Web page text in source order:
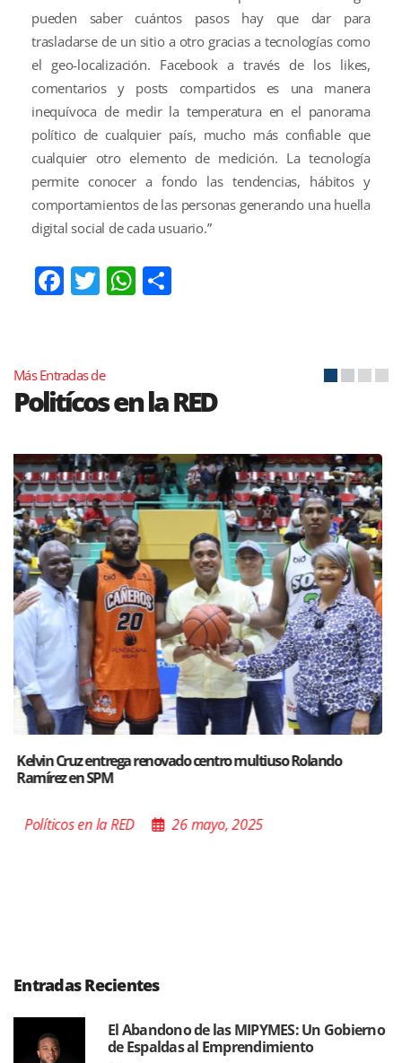
pueden saber cuántos pasos hay que dar para
trasladarse de un sitio a otro gracias a tecnologías como
el geo-localización. Facebook a través de los likes,
comentarios y posts compartidos es una manera
inequívoca de medir la temperatura en el panorama
político de cualquier país, mucho más confiable que
cualquier otro elemento de medición. La tecnología
permite conocer a fondo las tendencias, hábitos y
comportamientos de las personas generando una huella
digital social de cada usuario.”
Facebook
TwitterWhatsApp
Más Entradas de
Politícos en la RED
Santiago acoge exposición del Ministro de Cultura sobre “El
Poder de las Buenas Palabras”
Políticos en la RED 26 mayo, 2025
Entradas Recientes
El Abandono de las MIPYMES: Un Gobierno
de Espaldas al Emprendimiento